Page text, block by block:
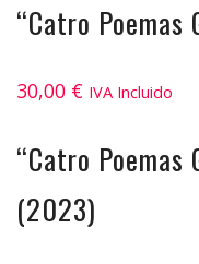
“Catro Poemas
30,00 € IVA Incluido
“Catro Poemas
(2023)